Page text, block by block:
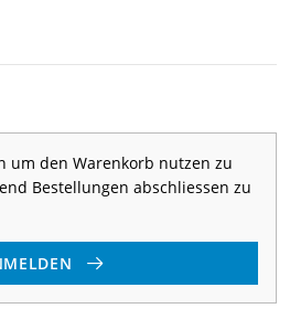
um den Warenkorb nutzen zu
Bestellungen abschliessen zu